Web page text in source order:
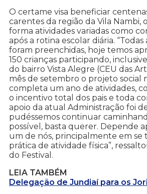
O certame visa beneficiar
carentes da região da Vila Nambi,
forma atividades variadas como
após a rotina escolar diária. “Todas
foram preenchidas, hoje temos
150 crianças participando,
do bairro Vista Alegre (CEU das
mês de setembro o projeto social
completa um ano de atividades,
o incentivo total dos pais e toda
apoio da atual Administração foi
pudéssemos continuar
possível, basta querer. Depende
um de nós, principalmente em se
prática de atividade física”,
do Festival.
LEIA TAMBÉM
Delegação de Jundiaí para os